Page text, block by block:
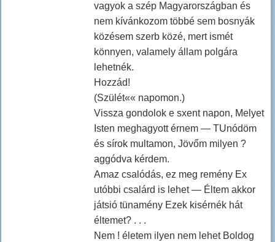
vagyok a szép Magyarországban és
nem kívánkozom többé sem bosnyák
közésem szerb közé, mert ismét
könnyen, valamely állam polgára
lehetnék.
Hozzád!
(Szülét«« napomon.)
Vissza gondolok e sxent napon, Melyet
Isten meghagyott érnem — TUnódöm
és sírok multamon, Jövőm milyen ?
aggódva kérdem.
Amaz csalódás, ez meg remény Ex
utóbbi csalárd is lehet — Éltem akkor
játsió tünamény Ezek kisérnék hát
éltemet? . . .
Nem ! életem ilyen nem lehet Boldog